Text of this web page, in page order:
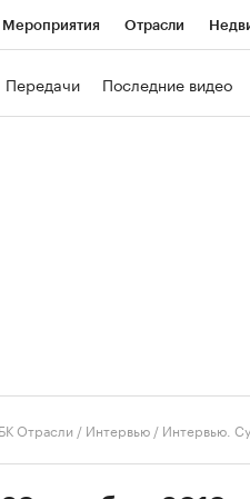
Мероприятия Отрасли
Передачи Последние видео
Отрасли / Интервью / Интервью.